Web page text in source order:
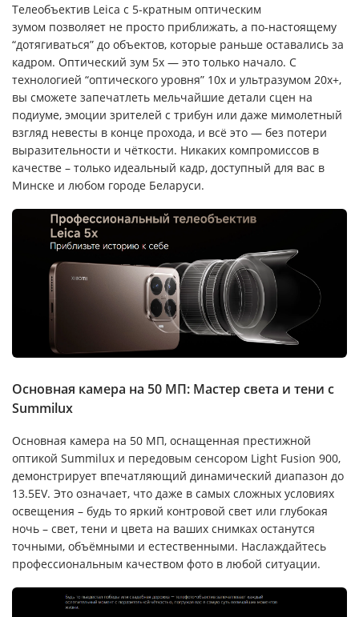
Телеобъектив Leica с 5-кратным оптическим
зумом позволяет не просто приближать, а по-настоящему
“дотягиваться” до объектов, которые раньше оставались за
кадром. Оптический зум 5x — это только начало. С
технологией “оптического уровня” 10x и ультразумом 20x+,
вы сможете запечатлеть мельчайшие детали сцен на
подиуме, эмоции зрителей с трибун или даже мимолетный
взгляд невесты в конце прохода, и всё это — без потери
выразительности и чёткости. Никаких компромиссов в
качестве – только идеальный кадр, доступный для вас в
Минске и любом городе Беларуси.
Основная камера на 50 МП: Мастер света и тени с
Summilux
Основная камера на 50 МП, оснащенная престижной
оптикой Summilux и передовым сенсором Light Fusion 900,
демонстрирует впечатляющий динамический диапазон до
13.5EV. Это означает, что даже в самых сложных условиях
освещения – будь то яркий контровой свет или глубокая
ночь – свет, тени и цвета на ваших снимках останутся
точными, объёмными и естественными. Наслаждайтесь
профессиональным качеством фото в любой ситуации.